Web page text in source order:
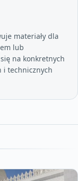
materiały dla
lub
na konkretnych
i technicznych